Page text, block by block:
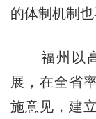
的体制机制
福州以高
展，在全省
施意见，建